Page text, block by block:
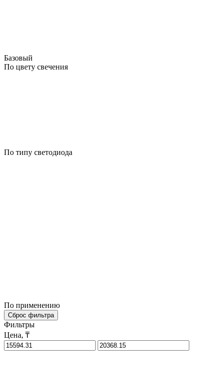
Базовый
По цвету свечения
По типу светодиода
По применению
Сброс фильтра
Фильтры
Цена, ₸